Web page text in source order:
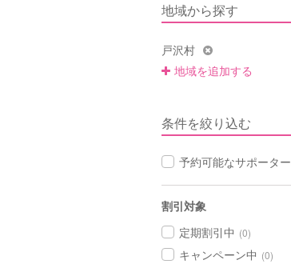
地域から探す
戸沢村
地域を追加する
条件を絞り込む
予約可能なサポーター
割引対象
定期割引中 (0)
キャンペーン中 (0)